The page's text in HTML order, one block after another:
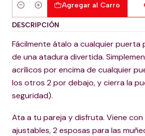
Cantidad
Agregar al Carro
DESCRIPCIÓN
Fácilmente átalo a cualquier puerta
de una atadura divertida.
acrílicos por encima de cualquier
los otros 2 por debajo, y cierra la
seguridad).
Ata a tu pareja y disfruta. Viene
ajustables, 2 esposas para las